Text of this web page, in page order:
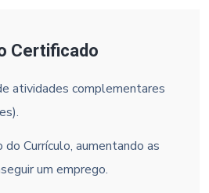
Certificado
atividades complementares
do Currículo, aumentando as
um emprego.